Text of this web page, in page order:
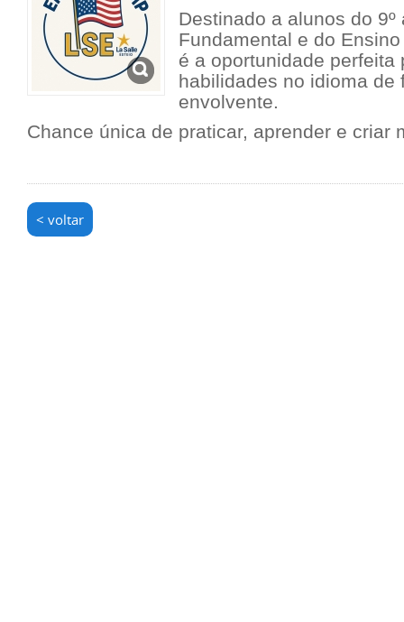
Destinado a alunos do 9º
Fundamental e do
é a oportunidade perfeita
habilidades no idioma de
envolvente.
Chance única de praticar, aprender e criar
< voltar